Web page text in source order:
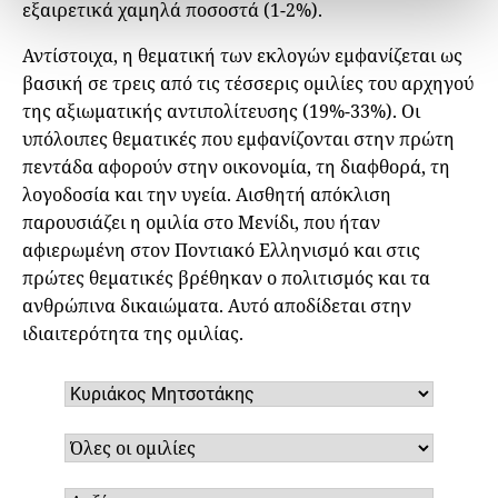
εξαιρετικά χαμηλά ποσοστά (1-2%).
Αντίστοιχα, η θεματική των εκλογών εμφανίζεται ως
βασική σε τρεις από τις τέσσερις ομιλίες του αρχηγού
της αξιωματικής αντιπολίτευσης (19%-33%). Οι
υπόλοιπες θεματικές που εμφανίζονται στην πρώτη
πεντάδα αφορούν στην οικονομία, τη διαφθορά, τη
λογοδοσία και την υγεία. Αισθητή απόκλιση
παρουσιάζει η ομιλία στο Μενίδι, που ήταν
αφιερωμένη στον Ποντιακό Ελληνισμό και στις
πρώτες θεματικές βρέθηκαν ο πολιτισμός και τα
ανθρώπινα δικαιώματα. Αυτό αποδίδεται στην
ιδιαιτερότητα της ομιλίας.